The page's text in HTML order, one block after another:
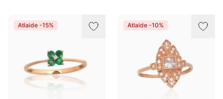
Atlaide -15% Atlaide -10%